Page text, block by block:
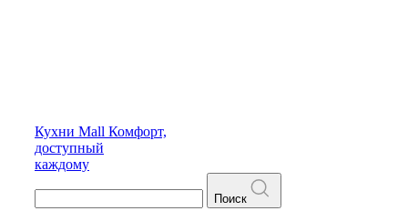
Кухни Mall Комфорт,
доступный
каждому
Поиск